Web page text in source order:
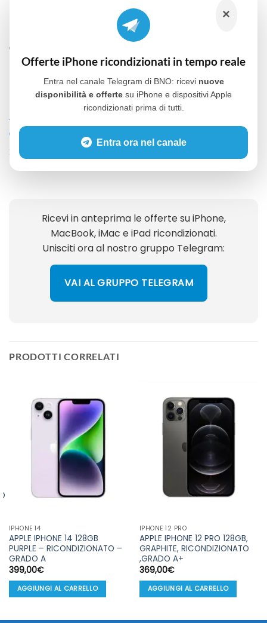
MATERIALI E DESIGN:Telaio in acciaio inox
chirurgico, vetro anteriore Ceramic Shield
COLORE : Oro (Gold)
ACCESSORI INCLUSI: Cavo USB-C (compatibile.)
GARANZIA: 12 mesi – Batteria coperta per 3
mesi.
Ricevi in anteprima le offerte su iPhone,
MacBook, iMac e iPad ricondizionati.
Unisciti ora al nostro gruppo Telegram:
VAI AL GRUPPO TELEGRAM
PRODOTTI CORRELATI
IPHONE 14
APPLE IPHONE 14 128GB
PURPLE – RICONDIZIONATO –
GRADO A
399,00€
AGGIUNGI AL CARRELLO
IPHONE 12 PRO
APPLE IPHONE 12 PRO 128GB,
GRAPHITE, RICONDIZIONATO
,GRADO A+
369,00€
AGGIUNGI AL CARRELLO
×
Offerte iPhone ricondizionati in tempo reale
Entra nel canale Telegram di BNO: ricevi nuove
disponibilità e offerte su iPhone e dispositivi Apple
ricondizionati prima di tutti.
Entra ora nel canale